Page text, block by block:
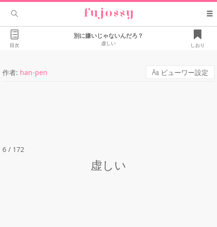
目次
別に嫌いじゃないんだろ？
虚しい しおり
作者: han-pen ビューワー設定
6 / 172
虚しい